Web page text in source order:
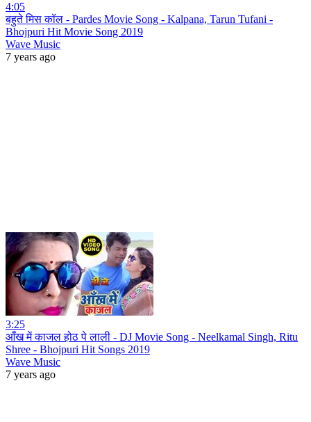
4:05
बहुते मिस कॉल - Pardes Movie Song - Kalpana, Tarun Tufani -
Bhojpuri Hit Movie Song 2019
Wave Music
7 years ago
3:25
आँख में काजल होठ पे लाली - DJ Movie Song - Neelkamal Singh, Ritu
Shree - Bhojpuri Hit Songs 2019
Wave Music
7 years ago